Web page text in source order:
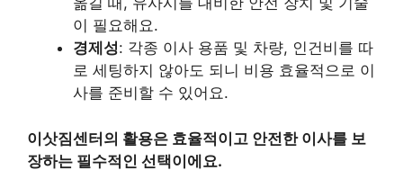
이 필요해요.
경제성: 각종 이사 용품 및 차량, 인건비를 따
로 세팅하지 않아도 되니 비용 효율적으로 이
사를 준비할 수 있어요.
이삿짐센터의 활용은 효율적이고 안전한 이사를 보
장하는 필수적인 선택이에요.